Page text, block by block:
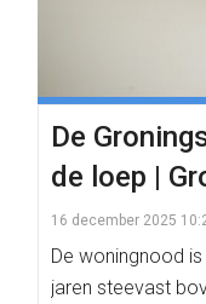
De
de loep |
16 december 2025
De woningnood
jaren steevast